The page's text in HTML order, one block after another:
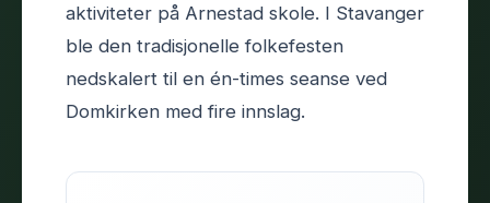
aktiviteter på Arnestad skole. I Stavanger
ble den tradisjonelle folkefesten
nedskalert til en én-times seanse ved
Domkirken med fire innslag.